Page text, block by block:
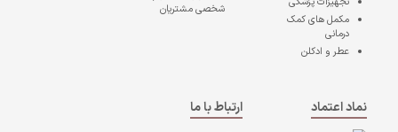
مکمل های کمک
درمانی
عطر و ادکلن
شخصی مشتریان
نماد اعتماد
ارتباط با ما